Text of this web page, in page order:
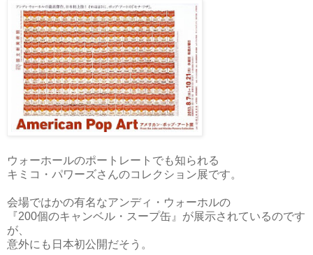
ウォーホールのポートレートでも知られる
キミコ・パワーズさんのコレクション展です。
会場ではかの有名なアンディ・ウォーホルの
『200個のキャンベル・スープ缶』が展示されているのです
が、
意外にも日本初公開だそう。